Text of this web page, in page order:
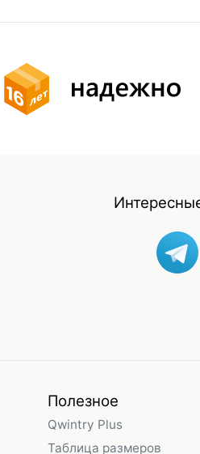
Полезное
Qwintry Plus
Таблица размеров